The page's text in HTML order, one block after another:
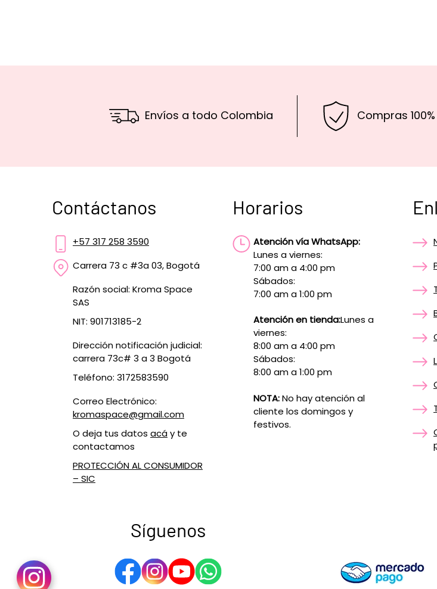
Envíos a todo Colombia Compras
Contáctanos
+57 317 258 3590
Carrera 73 c #3a 03, Bogotá
Razón social: Kroma Space
SAS
NIT: 901713185-2
Dirección notificación judicial:
carrera 73c# 3 a 3 Bogotá
Teléfono: 3172583590
Correo Electrónico:
kromaspace@gmail.com
O deja tus datos acáy te
contactamos
PROTECCIÓN AL CONSUMIDOR
– SIC
Horarios
Atención vía WhatsApp:
Lunes a viernes:
7:00 am a 4:00 pm
Sábados:
7:00 am a 1:00 pm
Atención en tienda:Lunes a
viernes:
8:00 am a 4:00 pm
Sábados:
8:00 am a 1:00 pm
NOTA:No hay atención al
cliente los domingos y
festivos.
Síguenos